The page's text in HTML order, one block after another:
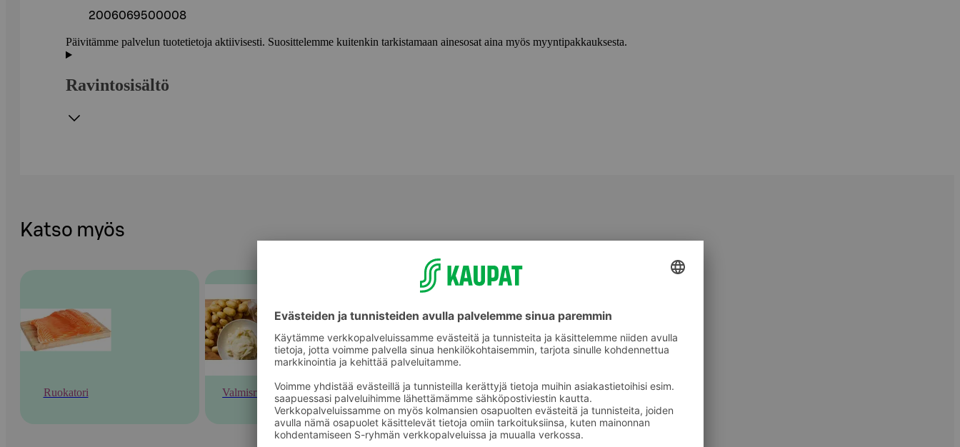
2006069500008
Päivitämme palvelun tuotetietoja aktiivisesti. Suosittelemme kuitenkin tarkistamaan ainesosat aina myös myyntipakkauksesta.
Ravintosisältö
Katso myös
Ruokatori Valmisruoka Välipalatuotteet